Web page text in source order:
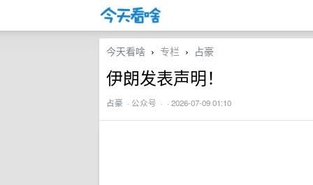
今天看啥 › 专栏 › 占豪
伊朗发表声明！
占豪 · 公众号 · · 2026-07-09 01:10